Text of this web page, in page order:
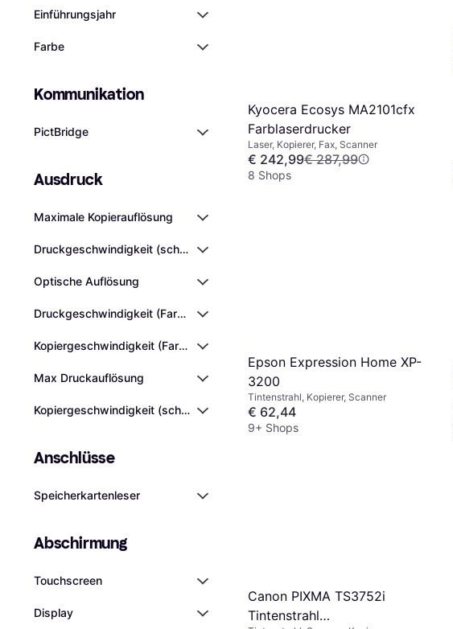
Einführungsjahr
Farbe
Kommunikation
PictBridge
Ausdruck
Maximale Kopierauflösung
Druckgeschwindigkeit (schwarz)
Optische Auflösung
Druckgeschwindigkeit (Farbe)
Kopiergeschwindigkeit (Farbe)
Max Druckauflösung
Kopiergeschwindigkeit (schwarz)
Anschlüsse
Speicherkartenleser
Abschirmung
Touchscreen
Display
Kyocera Ecosys MA2101cfx
Farblaserdrucker
Laser, Kopierer, Fax, Scanner
€ 242,99€ 287,99
8 Shops
Epson Expression Home XP-
3200
Tintenstrahl, Kopierer, Scanner
€ 62,44
9+ Shops
Canon PIXMA TS3752i
Tintenstrahl